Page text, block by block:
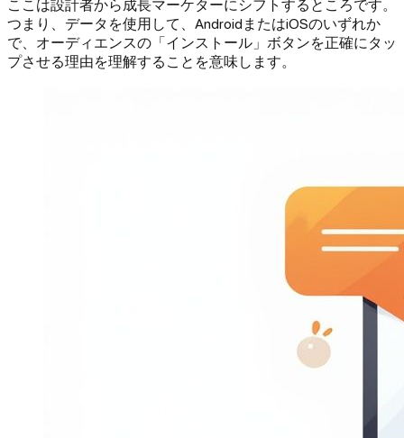
ここは設計者から成長マーケターにシフトするところです。
つまり、データを使用して、AndroidまたはiOSのいずれか
で、オーディエンスの「インストール」ボタンを正確にタッ
プさせる理由を理解することを意味します。